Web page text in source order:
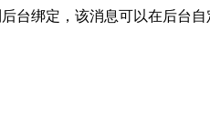
台绑定，该消息可以在后台自